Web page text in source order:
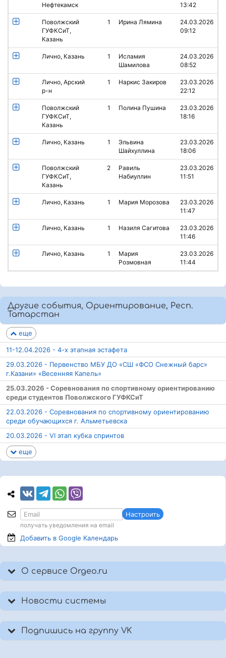
Нефтекамск
13:42
Поволжский
ГУФКСиТ,
Казань
1 Ирина Лямина
24.03.2026
09:12
Лично, Казань 1
Исламия
Шамилова
24.03.2026
08:52
Лично, Арский
р-н
1 Наркис Закиров
23.03.2026
22:12
Поволжский
ГУФКСиТ,
Казань
1 Полина Пушина
23.03.2026
18:16
Лично, Казань 1
Эльвина
Шайхуллина
23.03.2026
18:06
Поволжский
ГУФКСиТ,
Казань
2
Равиль
Набиуллин
23.03.2026
11:51
Лично, Казань 1 Мария Морозова
23.03.2026
11:47
Лично, Казань 1 Назиля Сагитова
23.03.2026
11:46
Лично, Казань 1
Мария
Розмовная
23.03.2026
11:44
Другие события, Ориентирование, Респ.
Татарстан
еще
11-12.04.2026 - 4-х этапная эстафета
29.03.2026 - Первенство МБУ ДО «СШ «ФСО Снежный барс»
г.Казани» «Весенняя Капель»
25.03.2026 - Соревнования по спортивному ориентированию
среди студентов Поволжского ГУФКСиТ
22.03.2026 - Соревнования по спортивному ориентированию
среди обучающихся г. Альметьевска
20.03.2026 - VI этап кубка спринтов
еще
Настроить
получать уведомления на email
Добавить в Google Календарь
О сервисе Orgeo.ru
Новости системы
Подпишись на группу VK